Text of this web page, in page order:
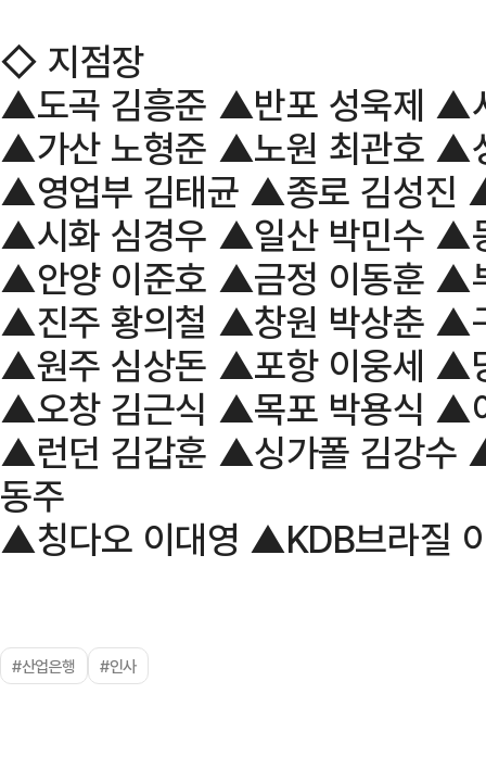
◇ 지점장
▲도곡 김흥준 ▲반포 성욱제 ▲
▲가산 노형준 ▲노원 최관호 ▲
▲영업부 김태균 ▲종로 김성진
▲시화 심경우 ▲일산 박민수 ▲
▲안양 이준호 ▲금정 이동훈 ▲
▲진주 황의철 ▲창원 박상춘 ▲
▲원주 심상돈 ▲포항 이웅세 ▲
▲오창 김근식 ▲목포 박용식 ▲
▲런던 김갑훈 ▲싱가폴 김강수
동주
▲칭다오 이대영 ▲KDB브라질
#산업은행 #인사